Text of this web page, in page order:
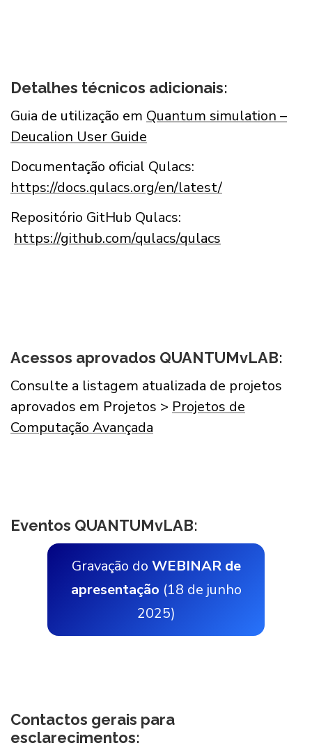
Detalhes técnicos adicionais:
Guia de utilização em Quantum simulation –
Deucalion User Guide
Documentação oficial Qulacs:
https://docs.qulacs.org/en/latest/
Repositório GitHub Qulacs:
https://github.com/qulacs/qulacs
Acessos aprovados QUANTUMvLAB:
Consulte a listagem atualizada de projetos
aprovados em Projetos > Projetos de
Computação Avançada
Eventos QUANTUMvLAB:
Gravação do WEBINAR de
apresentação (18 de junho
2025)
Contactos gerais para
esclarecimentos: